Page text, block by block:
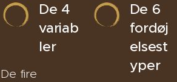
De 4
variab
ler
De fire
De 6
fordøj
elsest
yper